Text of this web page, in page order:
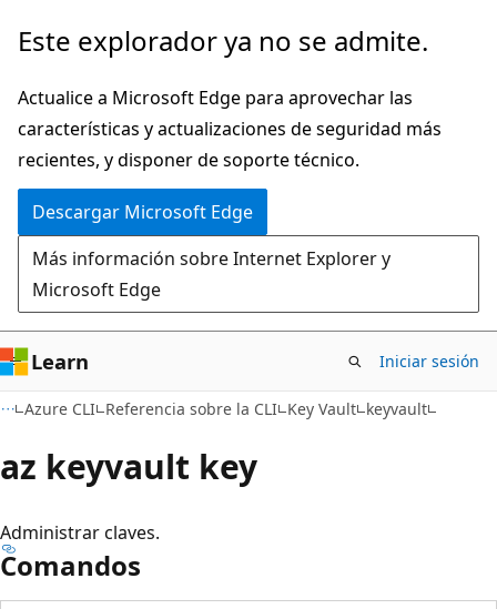
Ir
contenido
principal
Ir
la
navegación
en
la
página
Este explorador ya no se admite.
Actualice a Microsoft Edge para aprovechar las
características y actualizaciones de seguridad más
recientes, y disponer de soporte técnico.
Descargar Microsoft Edge
Más información sobre Internet Explorer y
Microsoft Edge
Learn Iniciar sesión
Azure CLI Referencia sobre la CLI Key Vault keyvault
az keyvault key
Administrar claves.
Comandos